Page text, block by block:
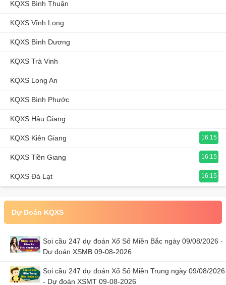
KQXS Bình Thuận
KQXS Vĩnh Long
KQXS Bình Dương
KQXS Trà Vinh
KQXS Long An
KQXS Bình Phước
KQXS Hậu Giang
KQXS Kiên Giang 16:15
KQXS Tiền Giang 16:15
KQXS Đà Lạt 16:15
Dự Đoán KQXS
Soi cầu 247 dự đoán Xổ Số Miền Bắc ngày 09/08/2026 -
Dự đoán XSMB 09-08-2026
Soi cầu 247 dự đoán Xổ Số Miền Trung ngày 09/08/2026
- Dự đoán XSMT 09-08-2026